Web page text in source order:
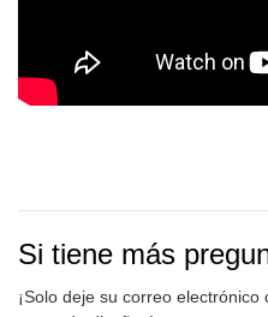
Si tiene más
¡Solo deje su correo